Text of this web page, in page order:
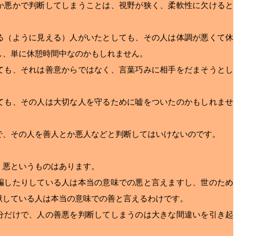
悪かで判断してしまうことは、視野が狭く、柔軟性に欠けると
ように見える）人がいたとしても、その人は体調が悪くて休
単に休憩時間中なのかもしれません。
も、それは善意からではなく、言葉巧みに相手をだまそうとし
、その人は大切な人を守るために嘘をついたのかもしれませ
その人を善人とか悪人などと判断してはいけないのです。
というものはあります。
たりしている人は本当の意味での悪と言えますし、世のため
ている人は本当の意味での善と言えるわけです。
だけで、人の善悪を判断してしまうのは大きな間違いを引き起